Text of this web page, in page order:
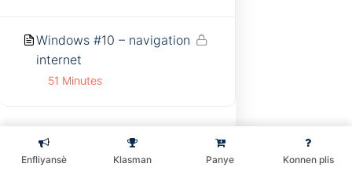
Windows #10 – navigation
internet
51 Minutes
2 ème partie
Enfliyansè Klasman Panye Konnen plis